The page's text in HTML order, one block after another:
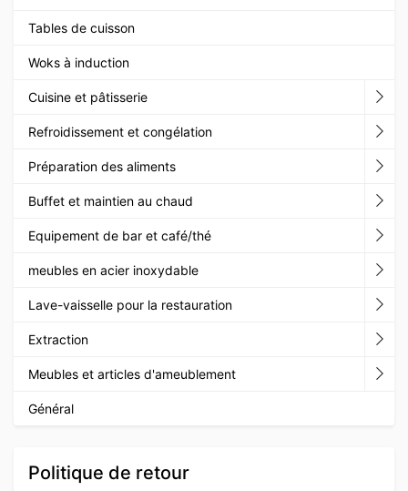
Tables de cuisson
Woks à induction
Cuisine et pâtisserie
Refroidissement et congélation
Préparation des aliments
Buffet et maintien au chaud
Equipement de bar et café/thé
meubles en acier inoxydable
Lave-vaisselle pour la restauration
Extraction
Meubles et articles d'ameublement
Général
Politique de retour